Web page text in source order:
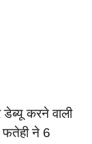
डेब्यू करने वाली
फतेही ने 6